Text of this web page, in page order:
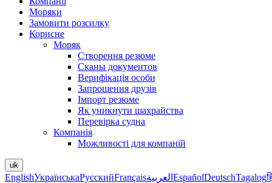
Моряки
Замовити розсилку
Корисне
Моряк
Створення резюме
Сканы документов
Верифікація особи
Запрошення друзів
Імпорт резюме
Як уникнути шахрайства
Перевірка судна
Компанія
Можливості для компаній
uk
EnglishУкраїнськаРусскийFrançaisالعربية EspañolDeutschTagalog